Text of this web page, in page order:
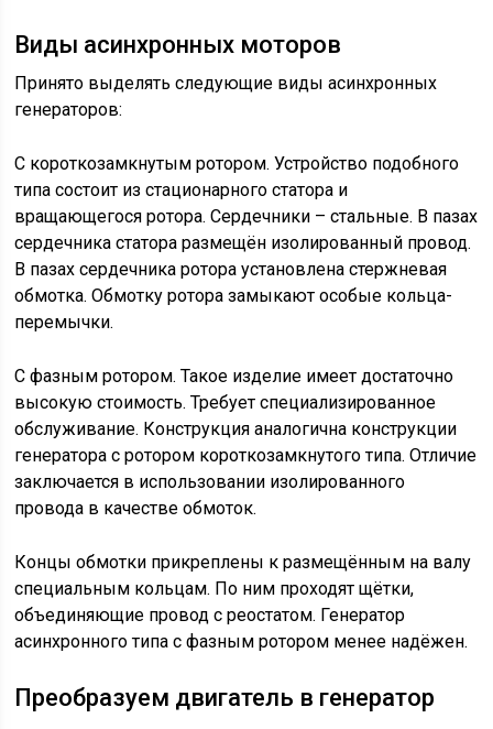
Виды асинхронных моторов
Принято выделять следующие виды асинхронных
генераторов:
С короткозамкнутым ротором. Устройство подобного
типа состоит из стационарного статора и
вращающегося ротора. Сердечники – стальные. В пазах
сердечника статора размещён изолированный провод.
В пазах сердечника ротора установлена стержневая
обмотка. Обмотку ротора замыкают особые кольца-
перемычки.
С фазным ротором. Такое изделие имеет достаточно
высокую стоимость. Требует специализированное
обслуживание. Конструкция аналогична конструкции
генератора с ротором короткозамкнутого типа. Отличие
заключается в использовании изолированного
провода в качестве обмоток.
Концы обмотки прикреплены к размещённым на валу
специальным кольцам. По ним проходят щётки,
объединяющие провод с реостатом. Генератор
асинхронного типа с фазным ротором менее надёжен.
Преобразуем двигатель в генератор